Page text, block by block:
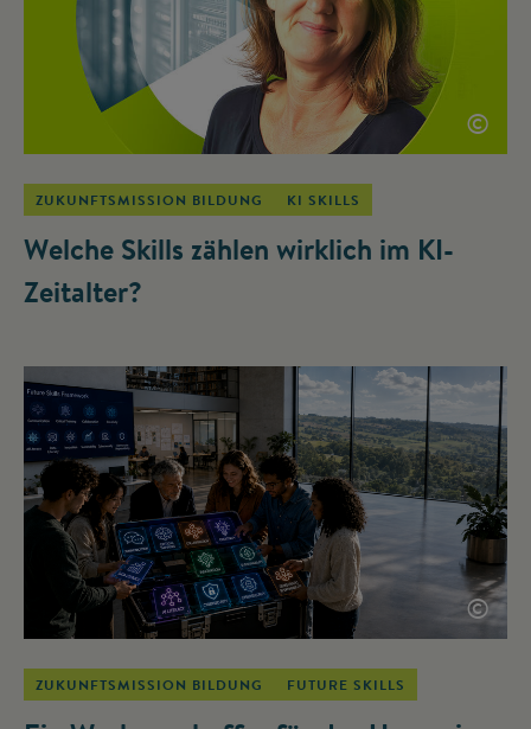
©
ZUKUNFTSMISSION BILDUNG KI SKILLS
Welche Skills zählen wirklich im KI-
Zeitalter?
©
ZUKUNFTSMISSION BILDUNG FUTURE SKILLS